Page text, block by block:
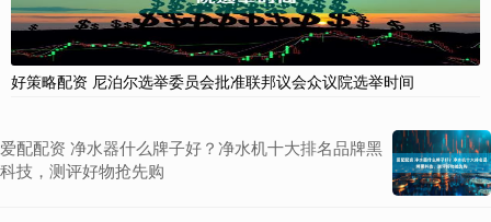
好策略配资 尼泊尔选举委员会批准联邦议会众议院选举时间
爱配配资 净水器什么牌子好？净水机十大排名品牌黑
科技，测评好物抢先购